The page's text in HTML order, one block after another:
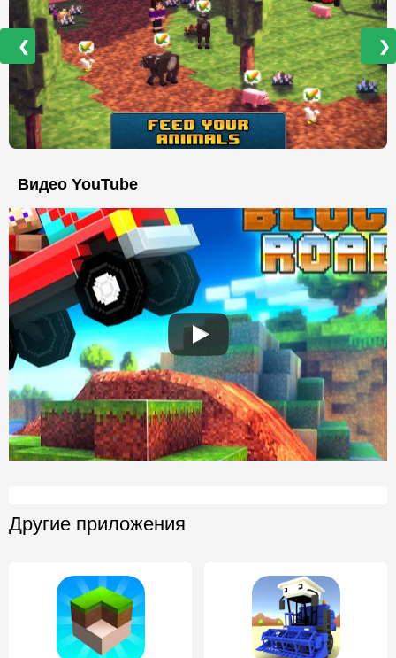
❮ ❯
Видео YouTube
Другие приложения